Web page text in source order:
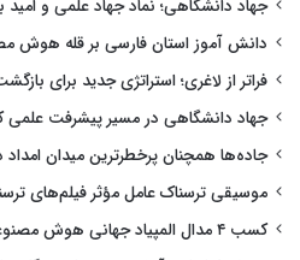
جهاد دانشگاهی؛ نماد جهاد علمی و امید
دانش آموز استان فارسی بر قله هوش
فراتر از لاغری؛ استراتژی جدید برای
جهاد دانشگاهی در مسیر پیشرفت
جاده‌ها همچنان پرخطرترین میدان
موسیقی ترسناک عامل مؤثر فیلم‌های
کسب ۴ مدال المپیاد جهانی هوش مصنوعی برای ایران